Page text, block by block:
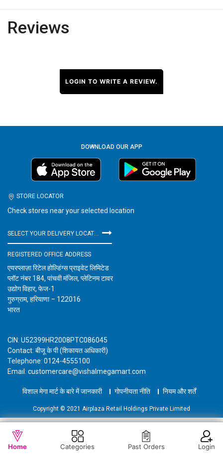
WISHLIST OUT OF STOCK
Reviews
LOGIN TO WRITE A REVIEW.
DOWNLOAD OUR APP
STORE LOCATOR
Check stores near your selected location
REGISTERED OFFICE ADDRESS
एयरप्लाज़ा रिटेल होल्डिंग्स प्राइवेट लिमिटेड
प्लॉट नंबर 184, पांचवी मंजिल, प्लेटिनम टावर
उद्योग विहार, फेज-1
गुरुग्राम, हरियाणा – 122016
भारत
CIN: U52399HR2008PTC086045
Contact: बीजू के पी (शिकायत अधिकारी)
Telephone: 0124-4555100
Email: customercare@vishalmegamart.com
विशाल मेगा मार्ट के बारे में जानकारी गोपनीयता नीति नियम और शर्तें
Copyright © 2021 Airplaza Retail Holdings Private Limited
Home Categories Past Orders Login